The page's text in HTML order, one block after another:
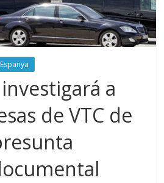
a
de VTC de